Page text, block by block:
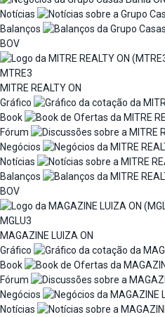
Notícias
Balanços
BOV
MTRE3
MITRE REALTY ON
Gráfico
Book
Fórum
Negócios
Notícias
Balanços
BOV
MGLU3
MAGAZINE LUIZA ON
Gráfico
Book
Fórum
Negócios
Notícias